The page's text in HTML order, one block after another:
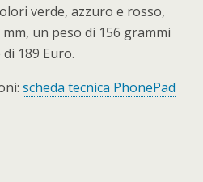
verde, azzuro e rosso,
un peso di 156 grammi
189 Euro.
scheda tecnica PhonePad